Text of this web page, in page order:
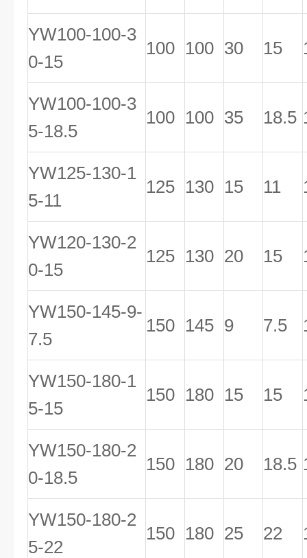
YW100-100-3
0-15
100 100 30 15
YW100-100-3
5-18.5
100 100 35 18.5
YW125-130-1
5-11
125 130 15 11
YW120-130-2
0-15
125 130 20 15
YW150-145-9-
7.5
150 145 9 7.5
YW150-180-1
5-15
150 180 15 15
YW150-180-2
0-18.5
150 180 20 18.5
YW150-180-2
5-22
150 180 25 22